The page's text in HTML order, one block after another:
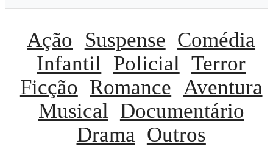
Ação Suspense Comédia
Infantil
Policial Terror
Ficção Romance Aventura
Musical
Documentário
Drama Outros